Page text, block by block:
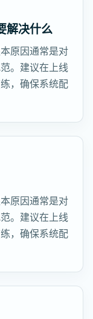
解决什么
原因通常是对
。建议在上线
，确保系统配
原因通常是对
。建议在上线
，确保系统配